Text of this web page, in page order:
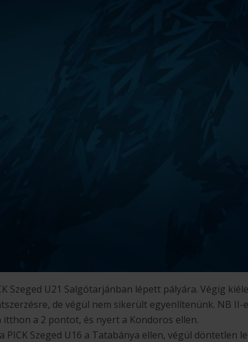
Szeged U21 Salgótarjánban lépett pályára. Végig
de végül nem sikerült egyenlítenünk. NB II-
a 2 pontot, és nyert a Kondoros ellen.
PICK Szeged U16 a Tatabánya ellen, végül döntetlen